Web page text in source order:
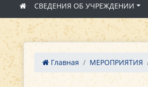
СВЕДЕНИЯ ОБ УЧРЕЖДЕНИИ
Главная МЕРОПРИЯТИЯ